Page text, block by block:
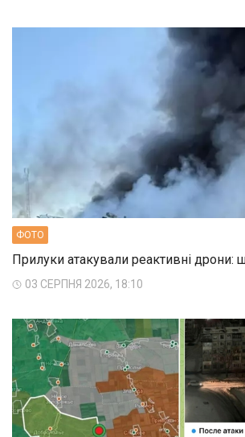
ФОТО
Прилуки атакували реактивні дрони:
03 СЕРПНЯ 2026, 18:10